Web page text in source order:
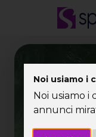
Noi usiamo i
Noi usiamo i
annunci